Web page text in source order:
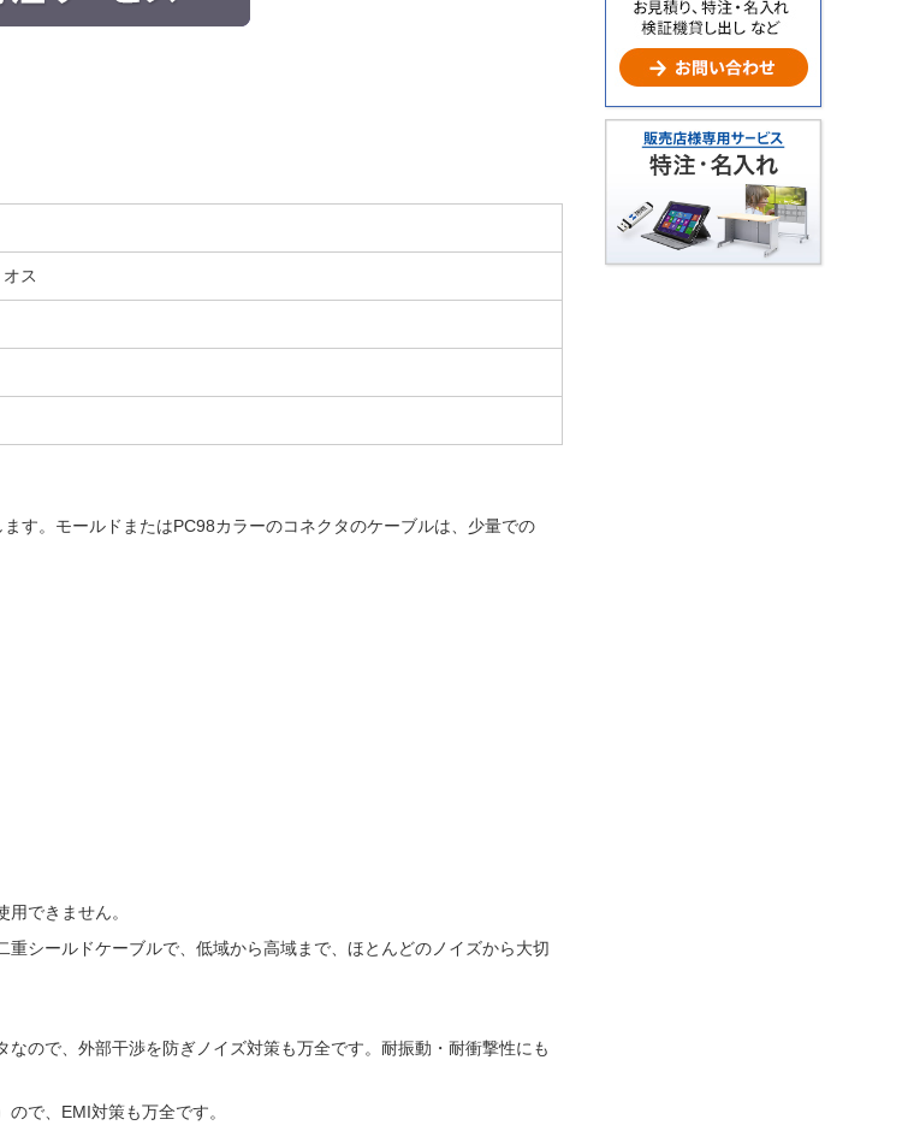
ス
す。モールドまたはPC98カラーのコネクタのケーブルは、少量での
できません。
シールドケーブルで、低域から高域まで、ほとんどのノイズから大切
ので、外部干渉を防ぎノイズ対策も万全です。耐振動・耐衝撃性にも
で、EMI対策も万全です。